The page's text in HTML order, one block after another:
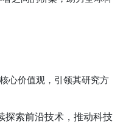
致力于利用创新科
标是促进科学研究与
网络，推动知识共享
仅是技术创新的催化
业领导者之间的桥梁